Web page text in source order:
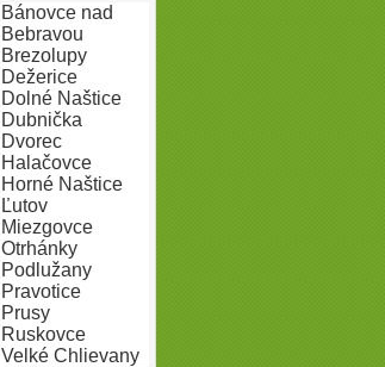
Bánovce nad
Bebravou
Brezolupy
Dežerice
Dolné Naštice
Dubnička
Dvorec
Halačovce
Horné Naštice
Ľutov
Miezgovce
Otrhánky
Podlužany
Pravotice
Prusy
Ruskovce
Velké Chlievany